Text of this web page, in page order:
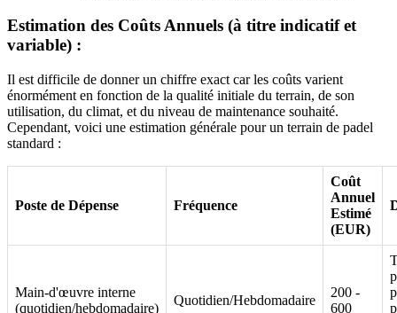
Estimation des Coûts Annuels (à titre indicatif et
variable) :
Il est difficile de donner un chiffre exact car les coûts varient
énormément en fonction de la qualité initiale du terrain, de son
utilisation, du climat, et du niveau de maintenance souhaité.
Cependant, voici une estimation générale pour un terrain de padel
standard :
Poste de Dépense Fréquence
Coût
Annuel
Estimé
(EUR)
Main-d'œuvre interne
(quotidien/hebdomadaire)
Quotidien/Hebdomadaire
200 -
600